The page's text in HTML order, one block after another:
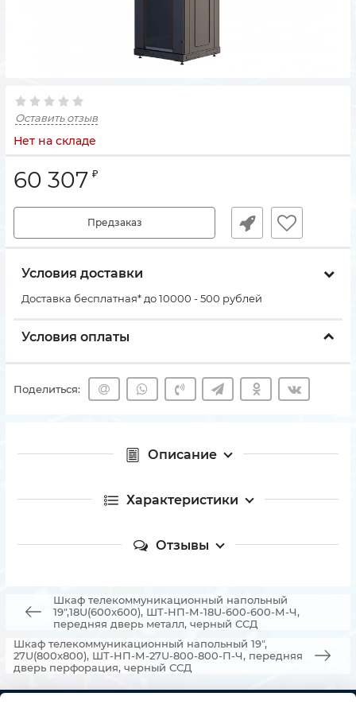
Оставить отзыв
Нет на складе
60 307 ₽
Предзаказ
Условия доставки
Доставка бесплатная* до 10000 - 500 рублей
Условия оплаты
Поделиться:
Описание
Характеристики
Отзывы
Шкаф телекоммуникационный напольный
19",18U(600x600), ШТ-НП-М-18U-600-600-М-Ч,
передняя дверь металл, черный ССД
Шкаф телекоммуникационный напольный 19",
27U(800x800), ШТ-НП-М-27U-800-800-П-Ч, передняя
дверь перфорация, черный ССД